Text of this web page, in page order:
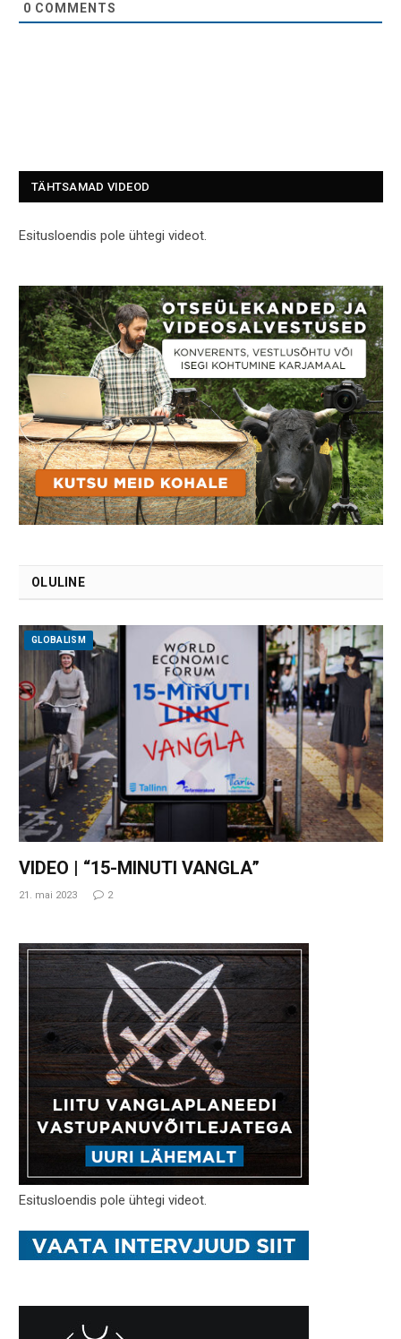
0 COMMENTS
TÄHTSAMAD VIDEOD
Esitusloendis pole ühtegi videot.
OLULINE
GLOBALISM
VIDEO | “15-MINUTI VANGLA”
21. mai 2023 2
Esitusloendis pole ühtegi videot.